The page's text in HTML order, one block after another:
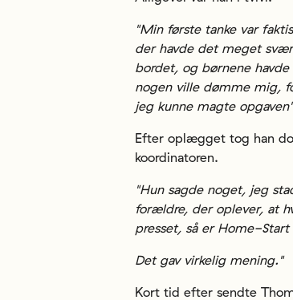
"Min første tanke var
der havde det meget
bordet, og børnene
nogen ville dømme mig,
jeg kunne magte opgaven"
Efter oplægget tog han
koordinatoren.
"Hun sagde noget, jeg
forældre, der oplever, at
presset, så er Home-Start
Det gav virkelig mening."
Kort tid efter sendte